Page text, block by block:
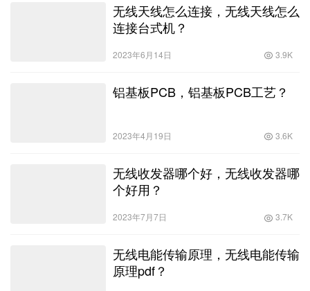
无线天线怎么连接，无线天线怎么
连接台式机？
2023年6月14日 3.9K
铝基板PCB，铝基板PCB工艺？
2023年4月19日 3.6K
无线收发器哪个好，无线收发器哪
个好用？
2023年7月7日 3.7K
无线电能传输原理，无线电能传输
原理pdf？